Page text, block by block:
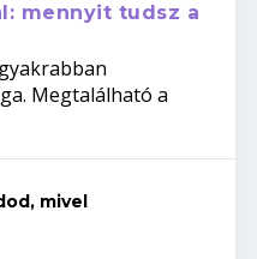
mennyit tudsz a
Megtalálható a
mivel